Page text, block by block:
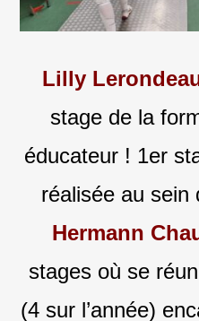
Lilly
stage de la
éducateur ! 1er
réalisée au sein
Hermann
stages où se
(4 sur l’année)